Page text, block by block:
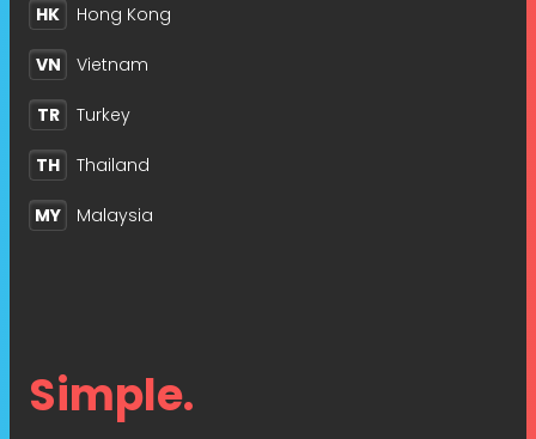
HK Hong Kong
VN Vietnam
TR Turkey
TH Thailand
MY Malaysia
Simple.